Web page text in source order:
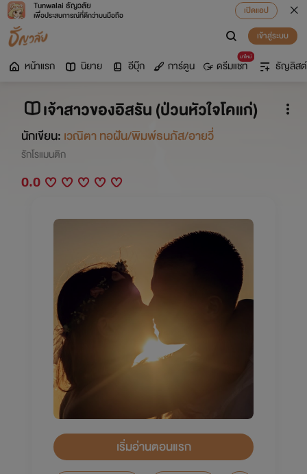
Tunwalai ธัญวลัย
เพื่อประสบการณ์ที่ดีกว่าบนมือถือ
เปิดแอป
เข้าสู่ระบบ
หน้าแรก นิยาย อีบุ๊ก การ์ตูน
มาใหม่
ดรีมแชท ธัญลิสต์
เจ้าสาวของอิสรัน (ป่วนหัวใจโคแก่)
นักเขียน: เวณิตา ทอฝัน/พิมพ์ธนภัส/อายวี่
รักโรแมนติก
0.0
เริ่มอ่านตอนแรก